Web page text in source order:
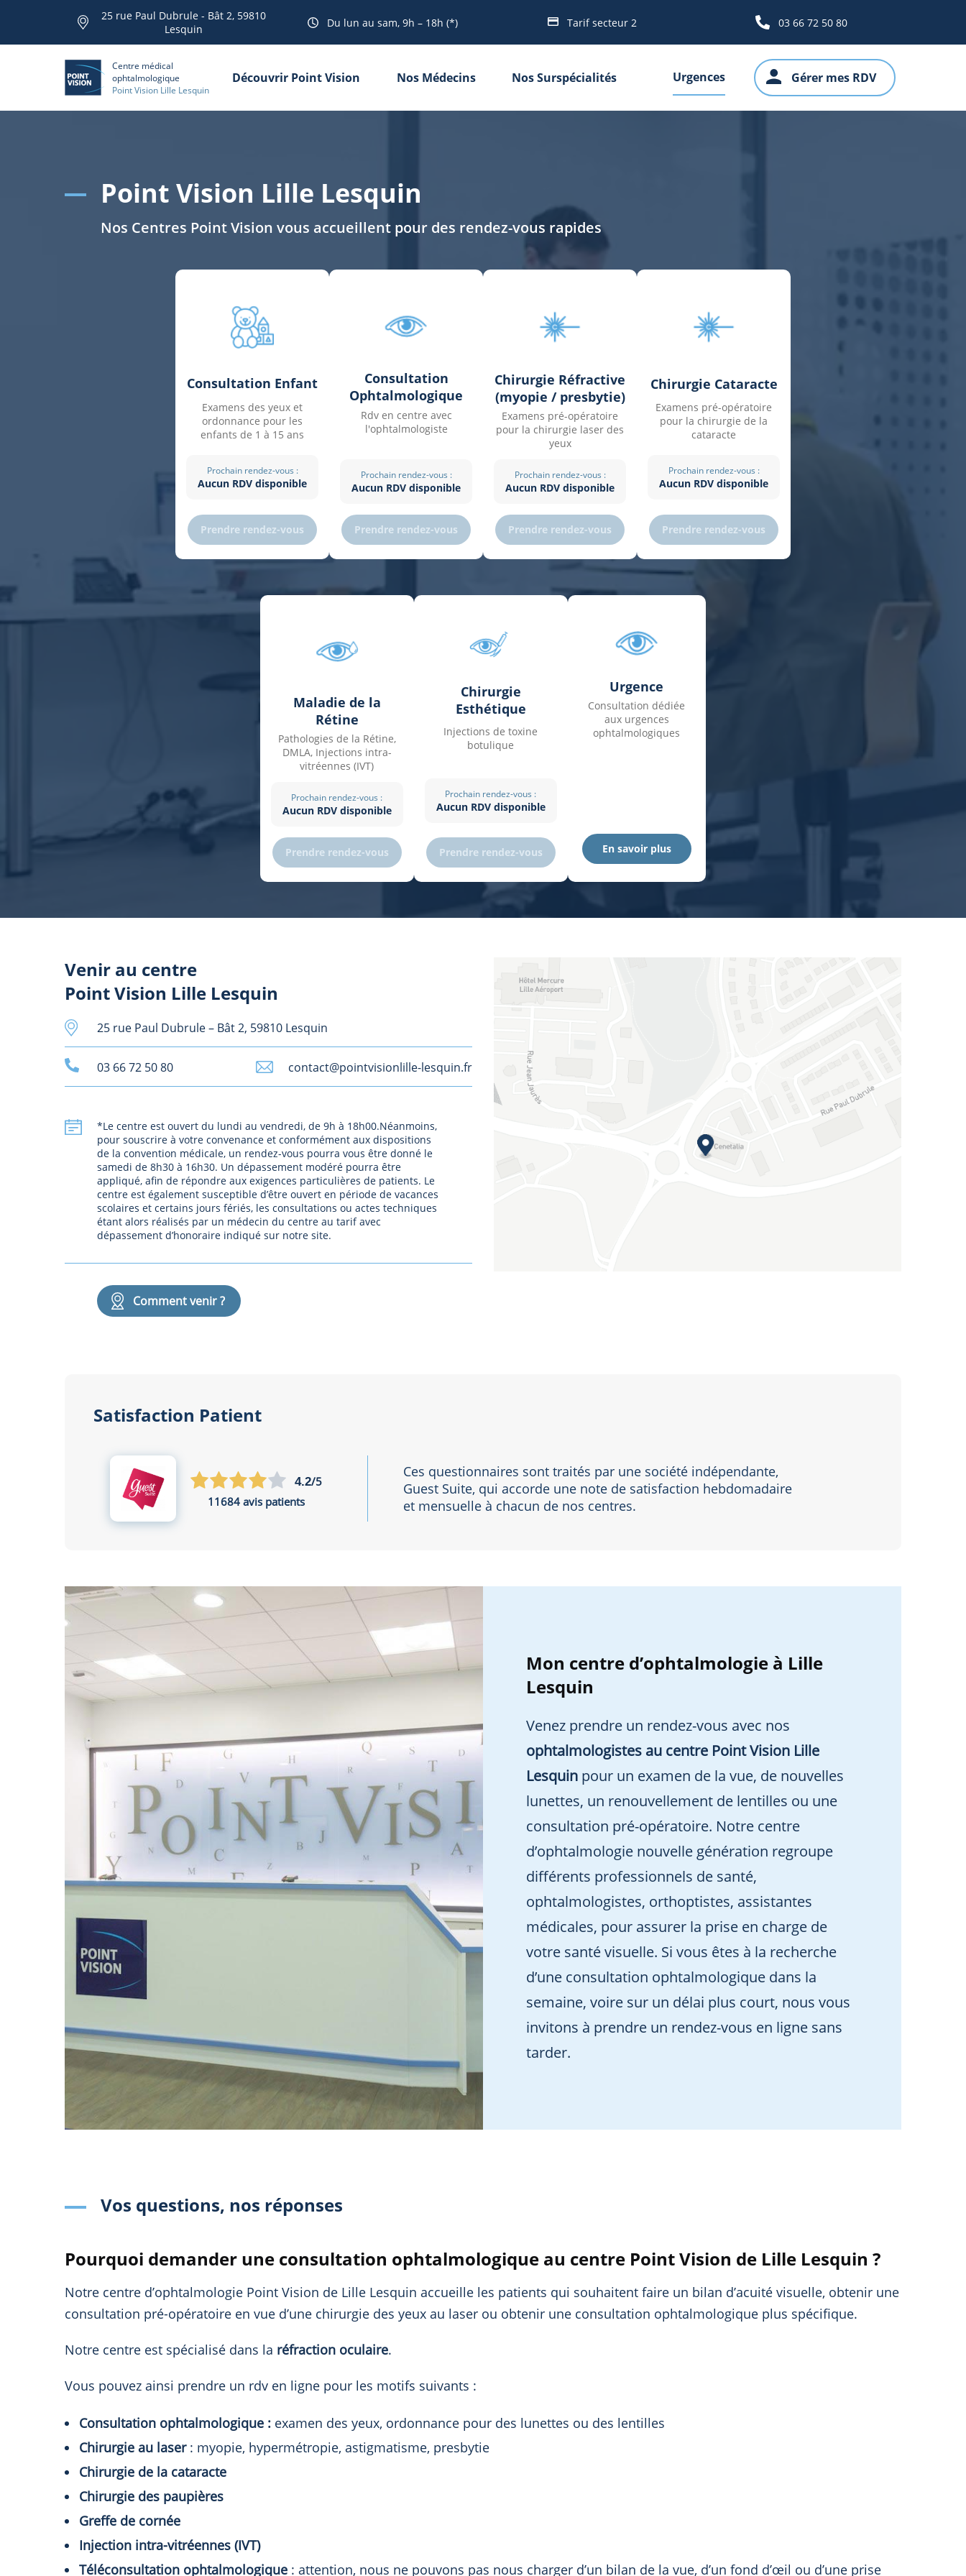
25 rue Paul Dubrule - Bât 2, 59810
Lesquin
Du lun au sam, 9h – 18h (*) Tarif secteur 2 03 66 72 50 80
Centre médical
ophtalmologique
Point Vision Lille Lesquin
Découvrir Point Vision Nos Médecins Nos Surspécialités Urgences Gérer mes RDV
Point Vision Lille Lesquin
Nos Centres Point Vision vous accueillent pour des rendez-vous rapides
Consultation Enfant
Examens des yeux et
ordonnance pour les
enfants de 1 à 15 ans
Prochain rendez-vous :
Aucun RDV disponible
Prendre rendez-vous
Consultation
Ophtalmologique
Rdv en centre avec
l'ophtalmologiste
Prochain rendez-vous :
Aucun RDV disponible
Prendre rendez-vous
Chirurgie Réfractive
(myopie / presbytie)
Examens pré-opératoire
pour la chirurgie laser des
yeux
Prochain rendez-vous :
Aucun RDV disponible
Prendre rendez-vous
Chirurgie Cataracte
Examens pré-opératoire
pour la chirurgie de la
cataracte
Prochain rendez-vous :
Aucun RDV disponible
Prendre rendez-vous
Maladie de la
Rétine
Pathologies de la Rétine,
DMLA, Injections intra-
vitréennes (IVT)
Prochain rendez-vous :
Aucun RDV disponible
Prendre rendez-vous
Chirurgie
Esthétique
Injections de toxine
botulique
Prochain rendez-vous :
Aucun RDV disponible
Prendre rendez-vous
Urgence
Consultation dédiée
aux urgences
ophtalmologiques
En savoir plus
Venir au centre
Point Vision Lille Lesquin
25 rue Paul Dubrule – Bât 2, 59810 Lesquin
03 66 72 50 80 contact@pointvisionlille-lesquin.fr
*Le centre est ouvert du lundi au vendredi, de 9h à 18h00.Néanmoins,
pour souscrire à votre convenance et conformément aux dispositions
de la convention médicale, un rendez-vous pourra vous être donné le
samedi de 8h30 à 16h30. Un dépassement modéré pourra être
appliqué, afin de répondre aux exigences particulières de patients. Le
centre est également susceptible d’être ouvert en période de vacances
scolaires et certains jours fériés, les consultations ou actes techniques
étant alors réalisés par un médecin du centre au tarif avec
dépassement d’honoraire indiqué sur notre site.
Comment venir ?
Satisfaction Patient
4.2/5
11684 avis patients
Ces questionnaires sont traités par une société indépendante,
Guest Suite, qui accorde une note de satisfaction hebdomadaire
et mensuelle à chacun de nos centres.
Mon centre d’ophtalmologie à Lille
Lesquin
Venez prendre un rendez-vous avec nos
ophtalmologistes au centre Point Vision Lille
Lesquin pour un examen de la vue, de nouvelles
lunettes, un renouvellement de lentilles ou une
consultation pré-opératoire. Notre centre
d’ophtalmologie nouvelle génération regroupe
différents professionnels de santé,
ophtalmologistes, orthoptistes, assistantes
médicales, pour assurer la prise en charge de
votre santé visuelle. Si vous êtes à la recherche
d’une consultation ophtalmologique dans la
semaine, voire sur un délai plus court, nous vous
invitons à prendre un rendez-vous en ligne sans
tarder.
Vos questions, nos réponses
Pourquoi demander une consultation ophtalmologique au centre Point Vision de Lille Lesquin ?
Notre centre d’ophtalmologie Point Vision de Lille Lesquin accueille les patients qui souhaitent faire un bilan d’acuité visuelle, obtenir une
consultation pré-opératoire en vue d’une chirurgie des yeux au laser ou obtenir une consultation ophtalmologique plus spécifique.
Notre centre est spécialisé dans la réfraction oculaire.
Vous pouvez ainsi prendre un rdv en ligne pour les motifs suivants :
Consultation ophtalmologique : examen des yeux, ordonnance pour des lunettes ou des lentilles
Chirurgie au laser: myopie, hypermétropie, astigmatisme, presbytie
Chirurgie de la cataracte
Chirurgie des paupières
Greffe de cornée
Injection intra-vitréennes (IVT)
Téléconsultation ophtalmologique : attention, nous ne pouvons pas nous charger d’un bilan de la vue, d’un fond d’œil ou d’une prise